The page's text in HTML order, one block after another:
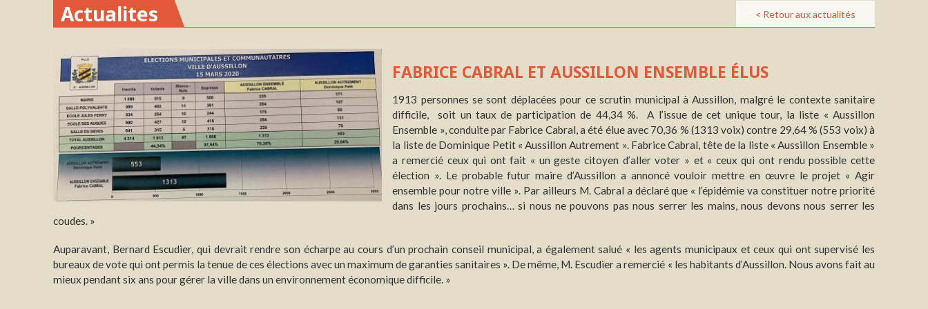
Actualites < Retour aux actualités
FABRICE CABRAL ET AUSSILLON ENSEMBLE ÉLUS
1913 personnes se sont déplacées pour ce scrutin municipal à Aussillon, malgré le contexte sanitaire
difficile, soit un taux de participation de 44,34 %. A l’issue de cet unique tour, la liste « Aussillon
Ensemble », conduite par Fabrice Cabral, a été élue avec 70,36 % (1313 voix) contre 29,64 % (553 voix) à
la liste de Dominique Petit « Aussillon Autrement ». Fabrice Cabral, tête de la liste « Aussillon Ensemble »
a remercié ceux qui ont fait « un geste citoyen d’aller voter » et « ceux qui ont rendu possible cette
élection ». Le probable futur maire d’Aussillon a annoncé vouloir mettre en œuvre le projet « Agir
ensemble pour notre ville ». Par ailleurs M. Cabral a déclaré que « l’épidémie va constituer notre priorité
dans les jours prochains… si nous ne pouvons pas nous serrer les mains, nous devons nous serrer les
coudes. »
Auparavant, Bernard Escudier, qui devrait rendre son écharpe au cours d’un prochain conseil municipal, a également salué « les agents municipaux et ceux qui ont supervisé les
bureaux de vote qui ont permis la tenue de ces élections avec un maximum de garanties sanitaires ». De même, M. Escudier a remercié « les habitants d’Aussillon. Nous avons fait au
mieux pendant six ans pour gérer la ville dans un environnement économique difficile. »